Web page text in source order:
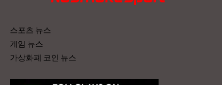
스포츠 뉴스
게임 뉴스
가상화폐 코인 뉴스